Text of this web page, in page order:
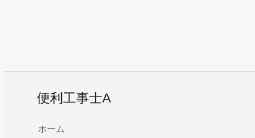
便利工事士A
ホーム